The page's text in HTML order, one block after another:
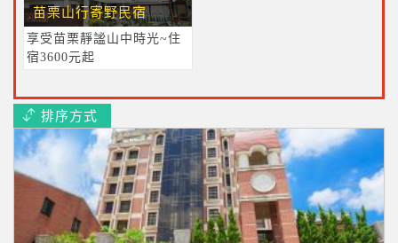
苗栗山行寄野民宿
享受苗栗靜謐山中時光~住
宿3600元起
排序方式